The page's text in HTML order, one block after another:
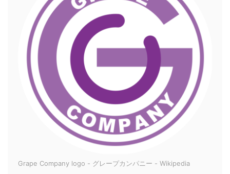
Grape Company logo - グレープカンパニー - Wikipedia